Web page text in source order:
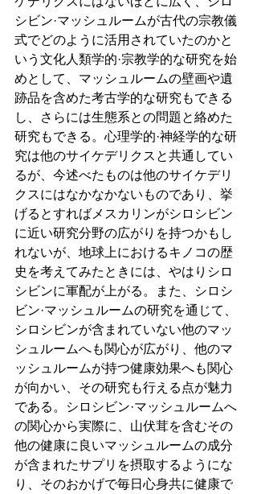
シビン·マッシュルームが古代の宗教儀
式でどのように活用されていたのかと
いう文化人類学的·宗教学的な研究を始
めとして、マッシュルームの壁画や遺
跡品を含めた考古学的な研究もできる
し、さらには生態系との問題と絡めた
研究もできる。心理学的·神経学的な研
究は他のサイケデリクスと共通してい
るが、今述べたものは他のサイケデリ
クスにはなかなかないものであり、挙
げるとすればメスカリンがシロシビン
に近い研究分野の広がりを持つかもし
れないが、地球上におけるキノコの歴
史を考えてみたときには、やはりシロ
シビンに軍配が上がる。また、シロシ
ビン·マッシュルームの研究を通じて、
シロシビンが含まれていない他のマッ
シュルームへも関心が広がり、他のマ
ッシュルームが持つ健康効果へも関心
が向かい、その研究も行える点が魅力
である。シロシビン·マッシュルームへ
の関心から実際に、山伏茸を含むその
他の健康に良いマッシュルームの成分
が含まれたサプリを摂取するようにな
り、そのおかげで毎日心身共に健康で